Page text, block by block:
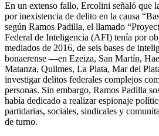
En un extenso fallo, Ercolini señaló que
por inexistencia de delito en la causa
según Ramos Padilla, el llamado
Federal de Inteligencia (AFI) tenía por
mediados de 2016, de seis bases de
bonaerense —en Ezeiza, San Martín,
Matanza, Quilmes, La Plata, Mar del
investigar delitos federales complejos
personas. Sin embargo, Ramos Padilla
había dedicado a realizar espionaje
partidarias, sociales, sindicales y
de turno.